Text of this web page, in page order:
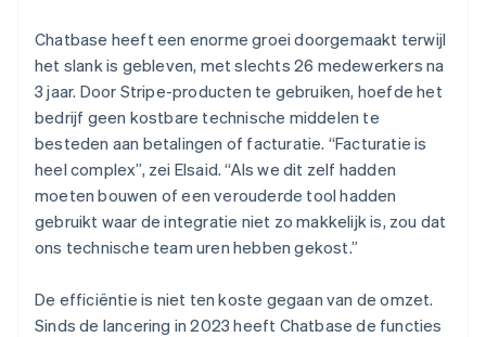
Chatbase heeft een enorme groei doorgemaakt terwijl
het slank is gebleven, met slechts 26 medewerkers na
3 jaar. Door Stripe-producten te gebruiken, hoefde het
bedrijf geen kostbare technische middelen te
besteden aan betalingen of facturatie. “Facturatie is
heel complex”, zei Elsaid. “Als we dit zelf hadden
moeten bouwen of een verouderde tool hadden
gebruikt waar de integratie niet zo makkelijk is, zou dat
ons technische team uren hebben gekost.”
De efficiëntie is niet ten koste gegaan van de omzet.
Sinds de lancering in 2023 heeft Chatbase de functies